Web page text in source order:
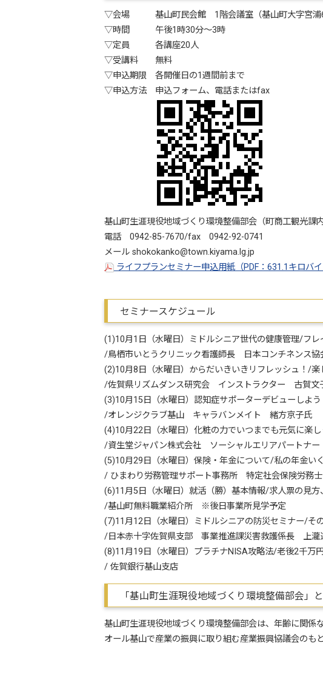
▽会場 基山町民会館 1階会議室（基山町大字宮浦
▽時間 午後1時30分～3時
▽定員 各講座20人
▽受講料 無料
▽申込期限 各開催日の1週間前まで
▽申込方法 申込フォーム、電話またはfax
基山町生涯現役地域づくり環境整備部会（町商工観光課
電話 0942-85-7670/fax 0942-92-0741
メール shokokanko@town.kiyama.lg.jp
ライフプランセミナー申込用紙（PDF：631.1キロバイ
セミナースケジュール
(1)10月1日（水曜日）ミドルシニア世代の健康管理/フ
/鳥栖市いとうクリニック看護師長 日本コンチネンス
(2)10月8日（水曜日）からだいきいきリフレッシュ！/楽
/佐賀県リズムダンス研究会 インストラクター 古賀文
(3)10月15日（水曜日）認知症サポーターデビューしよう
/オレンジクラブ基山 キャラバンメイト 緒方京子氏
(4)10月22日（水曜日）化粧の力でいつまでも元気に楽
/資生堂ジャパン株式会社 ソーシャルエリアパートナ
(5)10月29日（水曜日）保険・年金について/私の年金い
/ ひまわり労務管理サポート事務所 特定社会保険労務
(6)11月5日（水曜日）就活（勝）基本情報/求人票の見
/基山町無料職業紹介所 ※後日事業所見学予定
(7)11月12日（水曜日）ミドルシニアの防災セミナー/そ
/日本赤十字佐賀県支部 事業推進課災害救護係長 上瀧
(8)11月19日（水曜日）プラチナNISA攻略法/老後2千万
/ 佐賀銀行基山支店
「基山町生涯現役地域づくり環境整備部会」
基山町生涯現役地域づくり環境整備部会は、年齢に関係
オール基山で産業の振興に取り組む産業振興協議会の